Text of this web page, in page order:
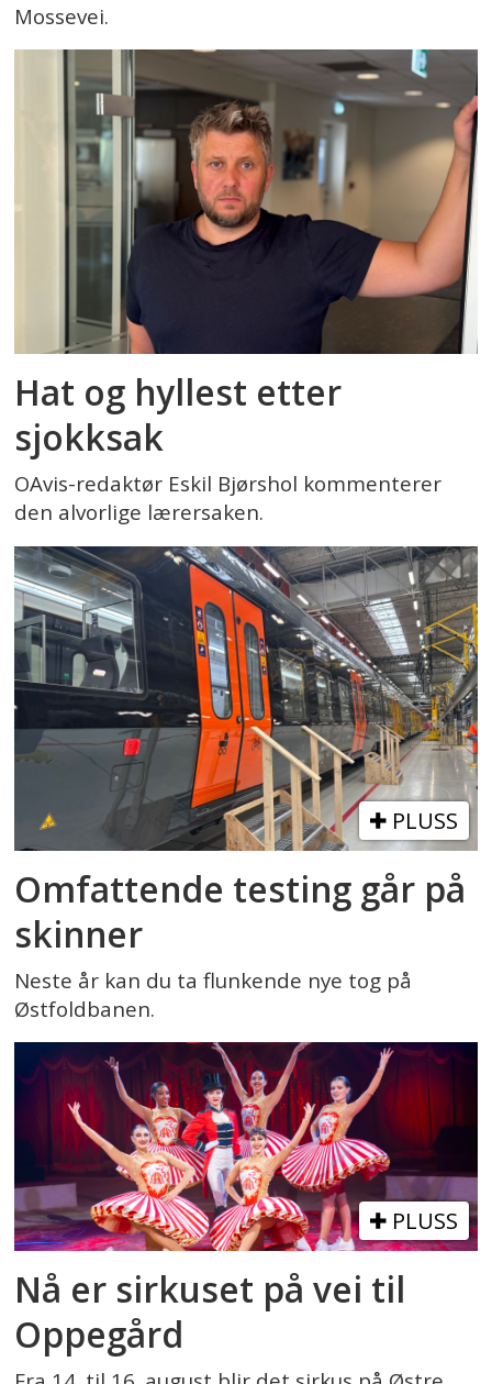
Mossevei.
Hat og hyllest etter
sjokksak
OAvis-redaktør Eskil Bjørshol kommenterer
den alvorlige lærersaken.
PLUSS
Omfattende testing går på
skinner
Neste år kan du ta flunkende nye tog på
Østfoldbanen.
PLUSS
Nå er sirkuset på vei til
Oppegård